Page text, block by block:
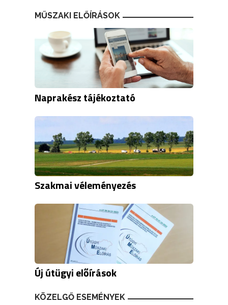
MŰSZAKI ELŐÍRÁSOK
Naprakész tájékoztató
Szakmai véleményezés
Új útügyi előírások
KÖZELGŐ ESEMÉNYEK